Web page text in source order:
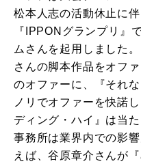
松本人志の活動休止に
『IPPONグランプリ』
ムさんを起用しました
さんの脚本作品をオフ
のオファーに、『それ
ノリでオファーを快諾
ディング・ハイ』は当
事務所は業界内での影
えば、谷原章介さんが